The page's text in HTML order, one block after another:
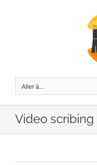
Aller à...
Video scribing